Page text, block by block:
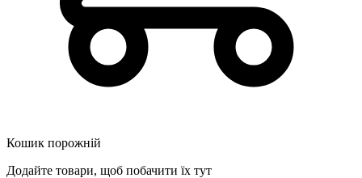
Кошик порожній
Додайте товари, щоб побачити їх тут